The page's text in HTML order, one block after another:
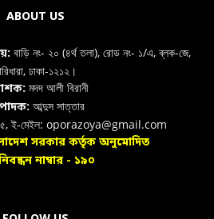
ABOUT US
বাড়ি নং- ২০ (৪র্থ তলা), রোড নং- ১/এ, ব্লক-জে,
ঢাকা-১২১২।
মদদ আলী বিরানী
আব্দুস সাত্তার
ই-মেইল: oporazoya@gmail.com
সরকার কর্তৃক অনুমোদিত
নাম্বার - ১৯০